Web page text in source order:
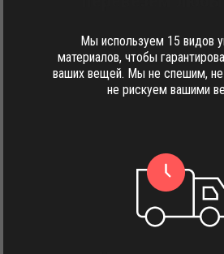
Мы используем 15 видов
материалов, чтобы
ваших вещей. Мы не спешим,
не рискуем вашими